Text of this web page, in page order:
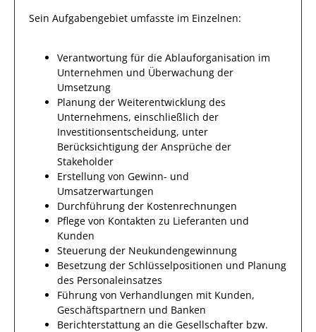
Sein Aufgabengebiet umfasste im Einzelnen:
Verantwortung für die Ablauforganisation im
Unternehmen und Überwachung der
Umsetzung
Planung der Weiterentwicklung des
Unternehmens, einschließlich der
Investitionsentscheidung, unter
Berücksichtigung der Ansprüche der
Stakeholder
Erstellung von Gewinn- und
Umsatzerwartungen
Durchführung der Kostenrechnungen
Pflege von Kontakten zu Lieferanten und
Kunden
Steuerung der Neukundengewinnung
Besetzung der Schlüsselpositionen und Planung
des Personaleinsatzes
Führung von Verhandlungen mit Kunden,
Geschäftspartnern und Banken
Berichterstattung an die Gesellschafter bzw.